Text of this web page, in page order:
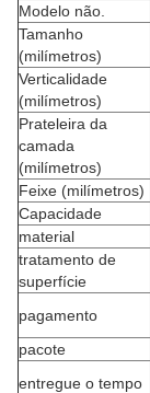
Modelo não.
Tamanho
(milímetros)
Verticalidade
(milímetros)
Prateleira da
camada
(milímetros)
Feixe (milímetros)
Capacidade
material
tratamento de
superfície
pagamento
pacote
entregue o tempo